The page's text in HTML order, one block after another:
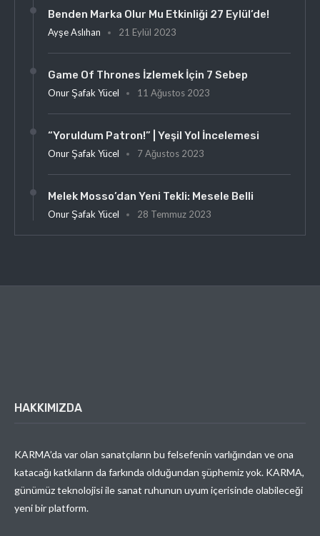
Benden Marka Olur Mu Etkinliği 27 Eylül’de!
Ayşe Aslıhan 21 Eylül 2023
Game Of Thrones İzlemek İçin 7 Sebep
Onur Şafak Yücel 11 Ağustos 2023
“Yoruldum Patron!” | Yeşil Yol İncelemesi
Onur Şafak Yücel 7 Ağustos 2023
Melek Mosso’dan Yeni Tekli: Mesele Belli
Onur Şafak Yücel 28 Temmuz 2023
HAKKIMIZDA
KARMA’da var olan sanatçıların bu felsefenin varlığından ve ona
katacağı katkıların da farkında olduğundan şüphemiz yok. KARMA,
günümüz teknolojisi ile sanat ruhunun uyum içerisinde olabileceği
yeni bir platform.